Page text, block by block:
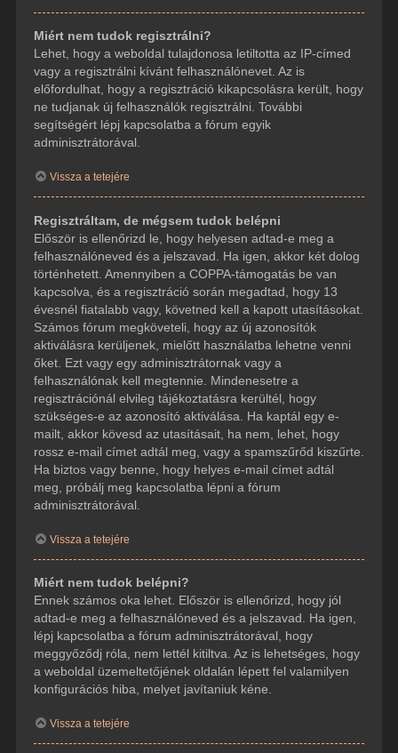
Miért nem tudok regisztrálni?
Lehet, hogy a weboldal tulajdonosa letiltotta az IP-címed
vagy a regisztrálni kívánt felhasználónevet. Az is
előfordulhat, hogy a regisztráció kikapcsolásra került, hogy
ne tudjanak új felhasználók regisztrálni. További
segítségért lépj kapcsolatba a fórum egyik
adminisztrátorával.
Vissza a tetejére
Regisztráltam, de mégsem tudok belépni
Először is ellenőrizd le, hogy helyesen adtad-e meg a
felhasználóneved és a jelszavad. Ha igen, akkor két dolog
történhetett. Amennyiben a COPPA-támogatás be van
kapcsolva, és a regisztráció során megadtad, hogy 13
évesnél fiatalabb vagy, követned kell a kapott utasításokat.
Számos fórum megköveteli, hogy az új azonosítók
aktiválásra kerüljenek, mielőtt használatba lehetne venni
őket. Ezt vagy egy adminisztrátornak vagy a
felhasználónak kell megtennie. Mindenesetre a
regisztrációnál elvileg tájékoztatásra kerültél, hogy
szükséges-e az azonosító aktiválása. Ha kaptál egy e-
mailt, akkor kövesd az utasításait, ha nem, lehet, hogy
rossz e-mail címet adtál meg, vagy a spamszűrőd kiszűrte.
Ha biztos vagy benne, hogy helyes e-mail címet adtál
meg, próbálj meg kapcsolatba lépni a fórum
adminisztrátorával.
Vissza a tetejére
Miért nem tudok belépni?
Ennek számos oka lehet. Először is ellenőrizd, hogy jól
adtad-e meg a felhasználóneved és a jelszavad. Ha igen,
lépj kapcsolatba a fórum adminisztrátorával, hogy
meggyőződj róla, nem lettél kitiltva. Az is lehetséges, hogy
a weboldal üzemeltetőjének oldalán lépett fel valamilyen
konfigurációs hiba, melyet javítaniuk kéne.
Vissza a tetejére